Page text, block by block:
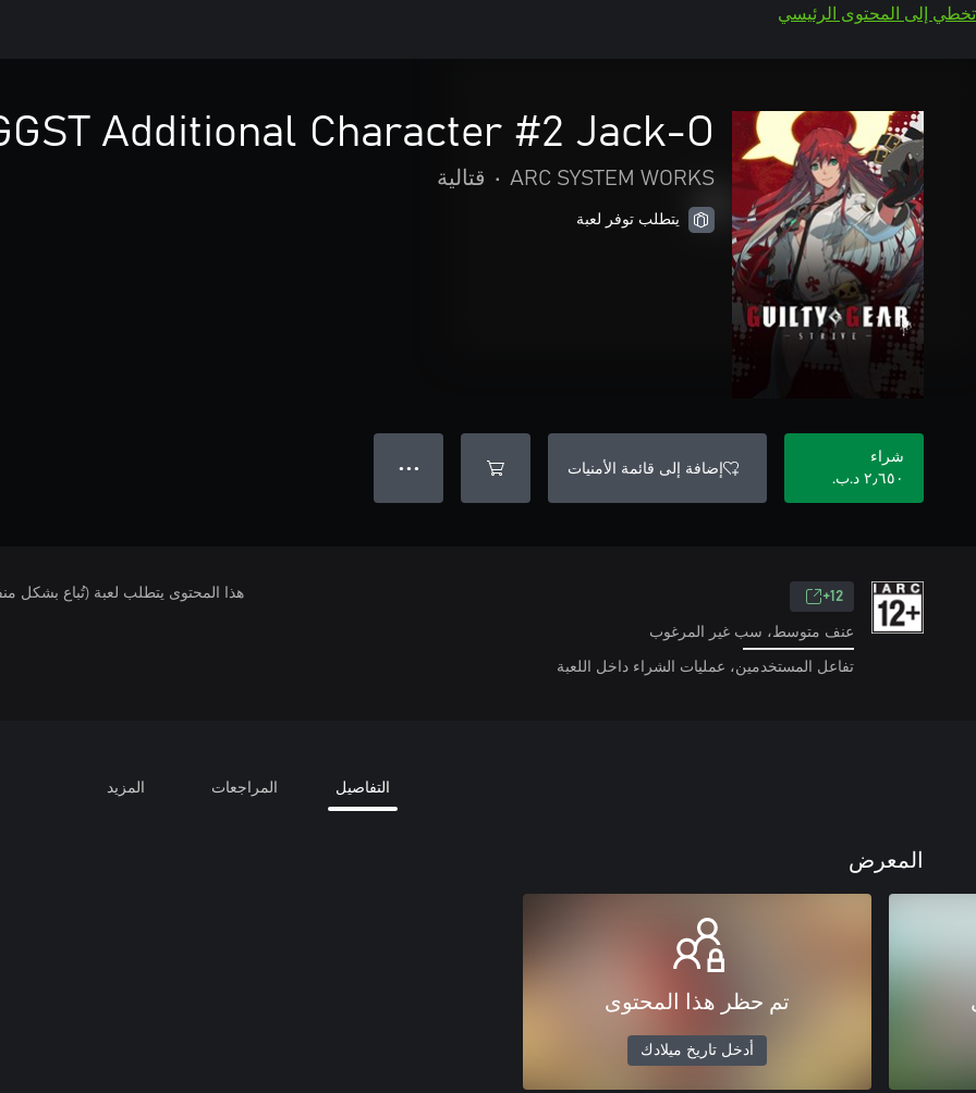
تخطي إلى المحتوى الرئيسي
Additional Character #2 Jack-O'
ARC SYSTEM WORKS
• قتالية
يتطلب توفر لعبة
شراء
٢٫٦٥٠ د.ب.‏
إضافة إلى قائمة الأمنيات ● ● ●
12+
عنف متوسط، سب غير المرغوب
تفاعل المستخدمين، عمليات الشراء داخل اللعبة
هذا المحتوى يتطلب لعبة (تُباع بشكل
التفاصيل المراجعات المزيد
المعرض
تم حظر هذا المحتوى
أدخل تاريخ ميلادك